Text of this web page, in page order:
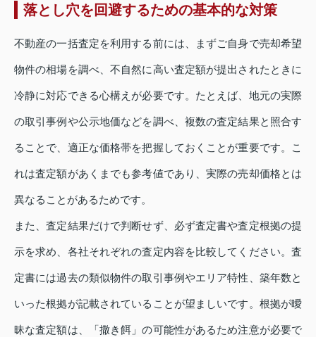
落とし穴を回避するための基本的な対策
不動産の一括査定を利用する前には、まずご自身で売却希望
物件の相場を調べ、不自然に高い査定額が提出されたときに
冷静に対応できる心構えが必要です。たとえば、地元の実際
の取引事例や公示地価などを調べ、複数の査定結果と照合す
ることで、適正な価格帯を把握しておくことが重要です。こ
れは査定額があくまでも参考値であり、実際の売却価格とは
異なることがあるためです。
また、査定結果だけで判断せず、必ず査定書や査定根拠の提
示を求め、各社それぞれの査定内容を比較してください。査
定書には過去の類似物件の取引事例やエリア特性、築年数と
いった根拠が記載されていることが望ましいです。根拠が曖
昧な査定額は、「撒き餌」の可能性があるため注意が必要で